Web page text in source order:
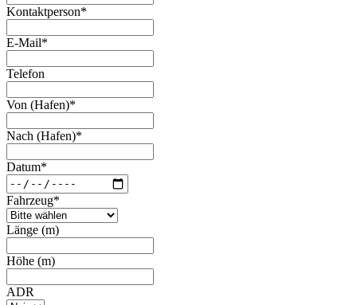
Kontaktperson*
E-Mail*
Telefon
Von (Hafen)*
Nach (Hafen)*
Datum*
Fahrzeug*
Länge (m)
Höhe (m)
ADR